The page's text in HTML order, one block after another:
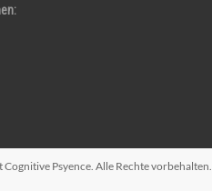
Cognitive Psyence. Alle Rechte